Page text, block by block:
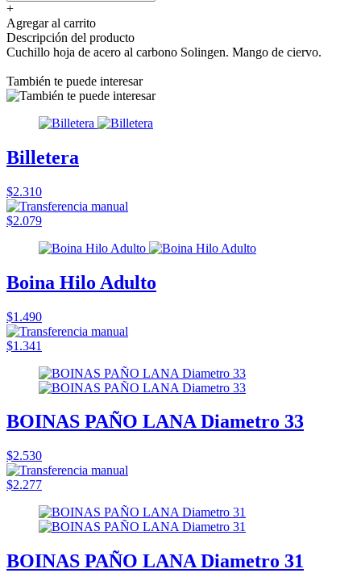
+
Agregar al carrito
Descripción del producto
Cuchillo hoja de acero al carbono Solingen. Mango de ciervo.
También te puede interesar
Billetera
$2.310
$2.079
Boina Hilo Adulto
$1.490
$1.341
BOINAS PAÑO LANA Diametro 33
$2.530
$2.277
BOINAS PAÑO LANA Diametro 31